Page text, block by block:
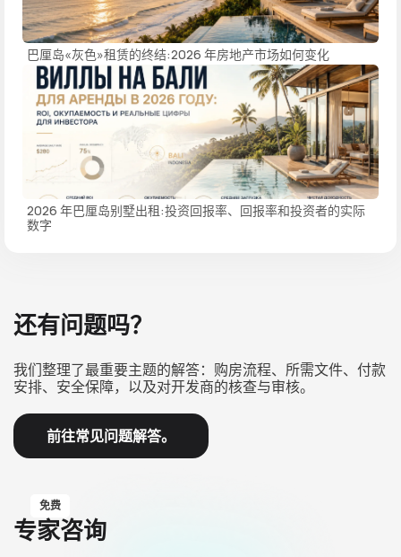
巴厘岛«灰色»租赁的终结:2026 年房地产市场如何变化
2026 年巴厘岛别墅出租:投资回报率、回报率和投资者的实际
数字
还有问题吗？
我们整理了最重要主题的解答：购房流程、所需文件、付款
安排、安全保障，以及对开发商的核查与审核。
前往常见问题解答。
免费
专家咨询